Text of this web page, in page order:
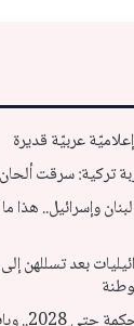
عربيّة قديرة
تركية: سرقت
وإسرائيل.. هذا ما
إسرائيليات بعد تسللهن